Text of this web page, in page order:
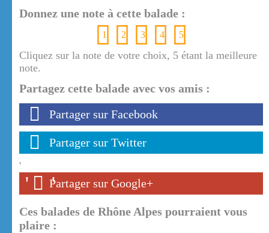
Donnez une note à cette balade :
1 2 3 4 5
Cliquez sur la note de votre choix, 5 étant la meilleure
note.
Partagez cette balade avec vos amis :
Partager sur Facebook
Partager sur Twitter
'
' '
Partager sur Google+
Ces balades de Rhône Alpes pourraient vous
plaire :